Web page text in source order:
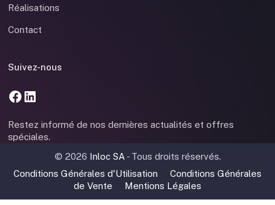
Réalisations
Contact
Suivez-nous
Restez informé de nos dernières actualités et offres
spéciales.
© 2026 Inloc SA - Tous droits réservés.
Conditions Générales d'Utilisation
Conditions Générales
de Vente
Mentions Légales